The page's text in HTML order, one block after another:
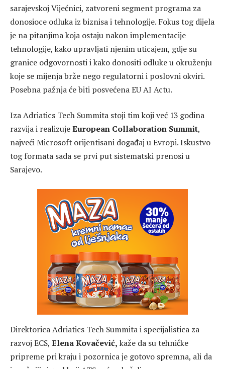
sarajevskoj Vijećnici, zatvoreni segment programa za
donosioce odluka iz biznisa i tehnologije. Fokus tog dijela
je na pitanjima koja ostaju nakon implementacije
tehnologije, kako upravljati njenim uticajem, gdje su
granice odgovornosti i kako donositi odluke u okruženju
koje se mijenja brže nego regulatorni i poslovni okviri.
Posebna pažnja će biti posvećena EU AI Actu.
Iza Adriatics Tech Summita stoji tim koji već 13 godina
razvija i realizujeEuropean Collaboration Summit,
najveći Microsoft orijentisani događaj u Evropi. Iskustvo
tog formata sada se prvi put sistematski prenosi u
Sarajevo.
Direktorica Adriatics Tech Summita i specijalistica za
razvoj ECS, Elena Kovačević, kaže da su tehničke
pripreme pri kraju i pozornica je gotovo spremna, ali da